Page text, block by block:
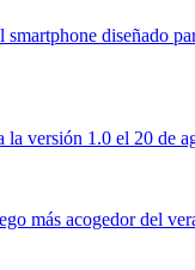
diseñado
la versión 1.0 el 20 de
más acogedor del